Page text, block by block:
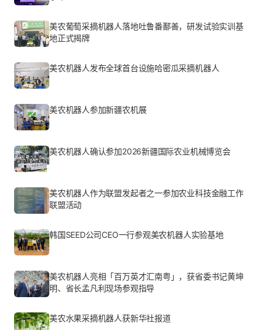
美农葡萄采摘机器人落地吐鲁番鄯善，研发试验实训基
地正式揭牌
美农机器人发布全球首台设施哈密瓜采摘机器人
美农机器人参加新疆农机展
美农机器人确认参加2026新疆国际农业机械博览会
美农机器人作为联盟发起者之一参加农业科技金融工作
联盟活动
韩国SEED公司CEO一行参观美农机器人实验基地
美农机器人亮相「百万英才汇南粤」，获省委书记黄坤
明、省长孟凡利现场参观指导
美农水果采摘机器人获新华社报道